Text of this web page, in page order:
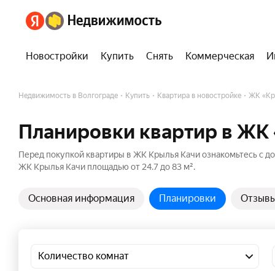
Новостройки Купить Снять Коммерческая
Недвижимость в Волгограде Купить Квартира в новостройке ЖК
Планировки квартир в ЖК
Перед покупкой квартиры в ЖК Крылья Качи ознакомьтесь с
ЖК Крылья Качи площадью от 24.7 до 83 м².
Основная информация Планировки
Количество комнат